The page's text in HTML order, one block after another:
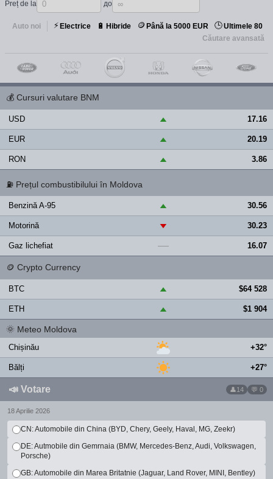
Preț de la до
Auto noi ⚡ Electrice 🔋 Hibride 🪙 Până la 5000 EUR 🕒Ultimele 80
Căutare avansată
💰 Cursuri valutare BNM
USD ▲ 17.16
EUR ▲ 20.19
RON ▲ 3.86
⛽ Prețul combustibilului în Moldova
Benzină A-95 ▲ 30.56
Motorină ▼ 30.23
Gaz lichefiat — 16.07
🪙 Crypto Currency
BTC ▲ $64 528
ETH ▲ $1 904
🌞 Meteo Moldova
Chișinău +32°
Bălți +27°
📣 Votare 14 💬 0
18 Aprilie 2026
CN: Automobile din China (BYD, Chery, Geely, Haval, MG, Zeekr)
DE: Autmobile din Gemrnaia (BMW, Mercedes-Benz, Audi, Volkswagen,
Porsche)
GB: Automobile din Marea Britatnie (Jaguar, Land Rover, MINI, Bentley)